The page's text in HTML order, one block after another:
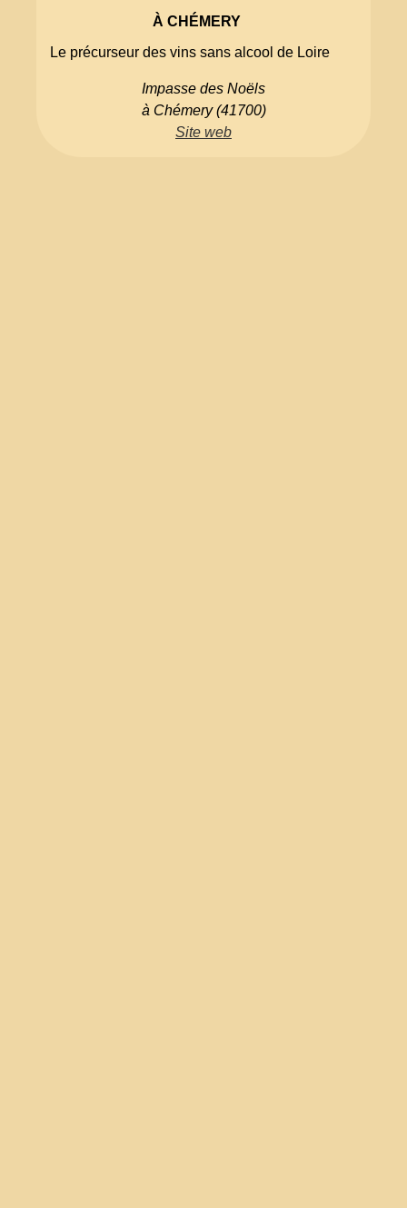
À CHÉMERY
Le précurseur des vins sans alcool de Loire
Impasse des Noëls
à Chémery (41700)
Site web